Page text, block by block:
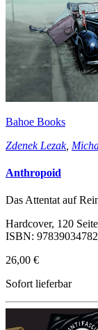
Bahoe Books
Zdenek Lezak,
Anthropoid
Das Attentat auf
Hardcover, 120
ISBN:
26,00 €
Sofort lieferbar